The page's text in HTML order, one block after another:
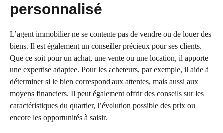
personnalisé
L’agent immobilier ne se contente pas de vendre ou de louer des
biens. Il est également un conseiller précieux pour ses clients.
Que ce soit pour un achat, une vente ou une location, il apporte
une expertise adaptée. Pour les acheteurs, par exemple, il aide à
déterminer si le bien correspond aux attentes, mais aussi aux
moyens financiers. Il peut également offrir des conseils sur les
caractéristiques du quartier, l’évolution possible des prix ou
encore les opportunités à saisir.